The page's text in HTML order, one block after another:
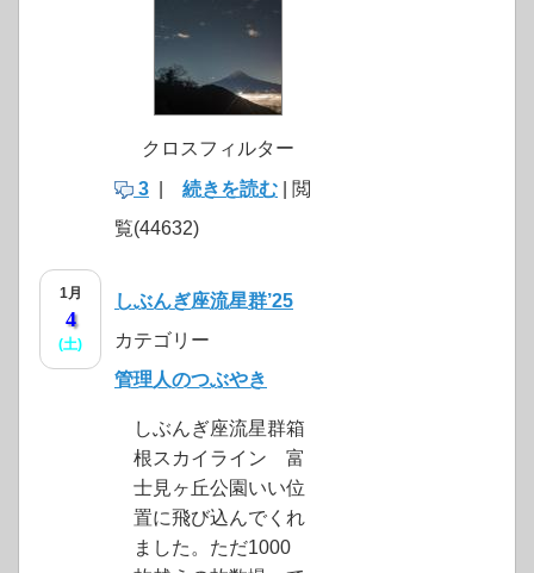
クロスフィルター
3
続きを読む | 閲
覧(44632)
1月
4
(土)
しぶんぎ座流星群’25
カテゴリー
管理人のつぶやき
しぶんぎ座流星群箱
根スカイライン 富
士見ヶ丘公園いい位
置に飛び込んでくれ
ました。ただ1000